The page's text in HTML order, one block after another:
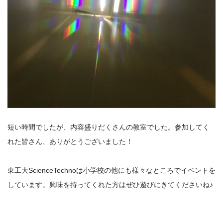
短い時間でしたが、内容盛りだくさんの教室でした。参加してく
れた皆さん、ありがとうございました！
東工大ScienceTechnoは小学校の他にも様々なところでイベントを
しています。興味を持ってくれた方はぜひ遊びにきてくださいね♪